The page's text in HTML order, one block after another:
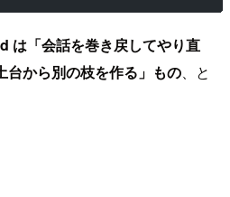
は「会話を巻き戻してやり直
台から別の枝を作る」もの、と